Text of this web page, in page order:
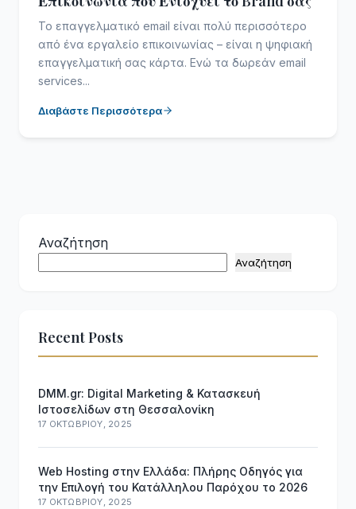
Το επαγγελματικό email είναι πολύ περισσότερο
από ένα εργαλείο επικοινωνίας – είναι η ψηφιακή
επαγγελματική σας κάρτα. Ενώ τα δωρεάν email
services...
Διαβάστε Περισσότερα
Αναζήτηση
Αναζήτηση
Recent Posts
DMM.gr: Digital Marketing & Κατασκευή
Ιστοσελίδων στη Θεσσαλονίκη
17 ΟΚΤΩΒΡΊΟΥ, 2025
Web Hosting στην Ελλάδα: Πλήρης Οδηγός για
την Επιλογή του Κατάλληλου Παρόχου το 2026
17 ΟΚΤΩΒΡΊΟΥ, 2025